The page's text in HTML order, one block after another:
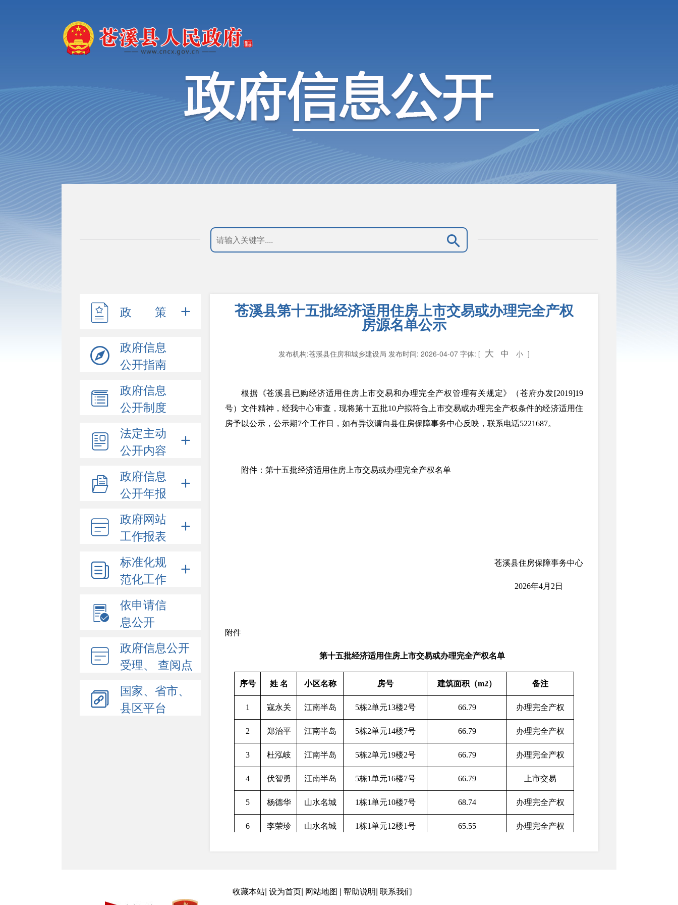
政 策
政府信息
公开指南
政府信息
公开制度
法定主动
公开内容
政府信息
公开年报
政府网站
工作报表
标准化规
范化工作
依申请信
息公开
政府信息公开
受理、 查阅点
国家、省市、
县区平台
苍溪县第十五批经济适用住房上市交易或办理完全产权
房源名单公示
发布机构:苍溪县住房和城乡建设局 发布时间: 2026-04-07 字体: [ 大 中 小 ]
根据《苍溪县已购经济适用住房上市交易和办理完全产权管理有关规定》（苍府办发[2019]19
号）文件精神，经我中心审查，现将第十五批10户拟符合上市交易或办理完全产权条件的经济适用住
房予以公示，公示期7个工作日，如有异议请向县住房保障事务中心反映，联系电话5221687。
附件：第十五批经济适用住房上市交易或办理完全产权名单
苍溪县住房保障事务中心
2026年4月2日
附件
第十五批经济适用住房上市交易或办理完全产权名单
序号 姓 名 小区名称 房号 建筑面积（m2） 备注
1 寇永关 江南半岛 5栋2单元13楼2号 66.79 办理完全产权
2 郑治平 江南半岛 5栋2单元14楼7号 66.79 办理完全产权
3 杜泓岐 江南半岛 5栋2单元19楼2号 66.79 办理完全产权
4 伏智勇 江南半岛 5栋1单元16楼7号 66.79 上市交易
5 杨德华 山水名城 1栋1单元10楼7号 68.74 办理完全产权
6 李荣珍 山水名城 1栋1单元12楼1号 65.55 办理完全产权
9 薛波 龙锦苑 D栋11单元2楼3号
收藏本站| 设为首页| 网站地图 | 帮助说明| 联系我们